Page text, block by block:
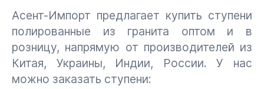
Асент-Импорт предлагает купить ступени
полированные из гранита оптом и в
розницу, напрямую от производителей из
Китая, Украины, Индии, России. У нас
можно заказать ступени: